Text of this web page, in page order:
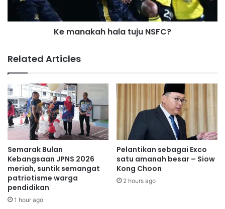
e
l
a
k
a
h
w
i
n
d
a
r
i
h
a
t
u
j
u
N
S
F
C
?
Ke manakah hala tuju NSFC?
Related Articles
Semarak Bulan
Kebangsaan JPNS 2026
meriah, suntik semangat
patriotisme warga
pendidikan
1 hour ago
Pelantikan sebagai Exco
satu amanah besar – Siow
Kong Choon
2 hours ago